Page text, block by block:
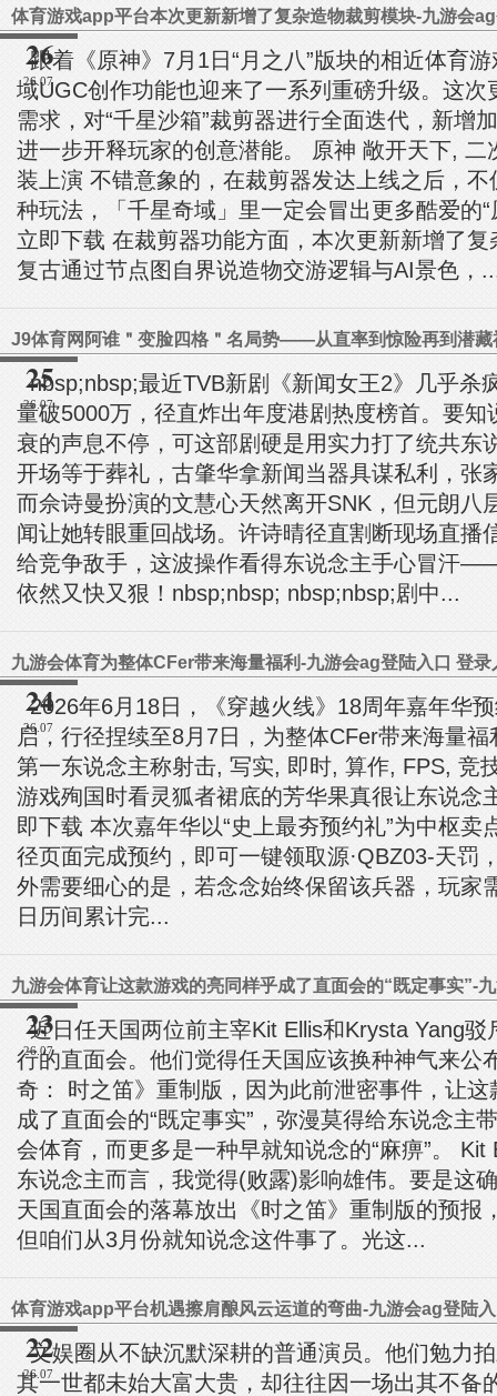
26
26.07
体育游戏app平台本次更新新增了复杂造物裁剪模块-九游会
跟着《原神》7月1日“月之八”版块的相近体育
域UGC创作功能也迎来了一系列重磅升级。这次
需求，对“千星沙箱”裁剪器进行全面迭代，新增
进一步开释玩家的创意潜能。 原神 敞开天下,
装上演 不错意象的，在裁剪器发达上线之后，
种玩法，「千星奇域」里一定会冒出更多酷爱的
立即下载 在裁剪器功能方面，本次更新新增了
复古通过节点图自界说造物交游逻辑与AI景色，
25
26.07
nbsp;nbsp;最近TVB新剧《新闻女王2》几乎杀
量破5000万，径直炸出年度港剧热度榜首。要知
衰的声息不停，可这部剧硬是用实力打了统共东
开场等于葬礼，古肇华拿新闻当器具谋私利，张
而佘诗曼扮演的文慧心天然离开SNK，但元朗八
闻让她转眼重回战场。许诗晴径直割断现场直播
给竞争敌手，这波操作看得东说念主手心冒汗
依然又快又狠！nbsp;nbsp; nbsp;nbsp;剧中...
24
26.07
九游会体育为整体CFer带来海量福利-九游会ag登陆入口 登录
2026年6月18日，《穿越火线》18周年嘉年华
启，行径捏续至8月7日，为整体CFer带来海量
第一东说念主称射击, 写实, 即时, 算作, FPS, 竞
游戏殉国时看灵狐者裙底的芳华果真很让东说念
即下载 本次嘉年华以“史上最夯预约礼”为中枢卖
径页面完成预约，即可一键领取源·QBZ03-天罚
外需要细心的是，若念念始终保留该兵器，玩家
日历间累计完...
23
26.07
近日任天国两位前主宰Kit Ellis和Krysta Yang驳
行的直面会。他们觉得任天国应该换种神气来公
奇： 时之笛》重制版，因为此前泄密事件，让
成了直面会的“既定事实”，弥漫莫得给东说念主
会体育，而更多是一种早就知说念的“麻痹”。 Kit
东说念主而言，我觉得(败露)影响雄伟。要是这
天国直面会的落幕放出《时之笛》重制版的预报
但咱们从3月份就知说念这件事了。光这...
22
26.07
体育游戏app平台机遇擦肩酿风云运道的弯曲-九游会ag登陆
文娱圈从不缺沉默深耕的普通演员。他们勉力
其一世都未始大富大贵，却往往因一场出其不备